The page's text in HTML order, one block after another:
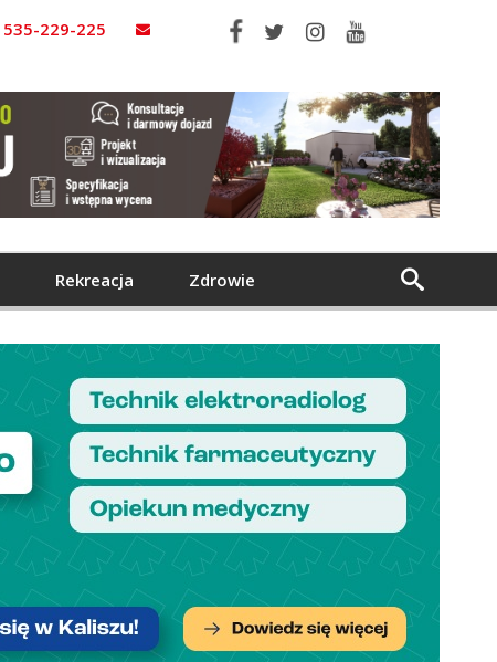
535-229-225
Rekreacja Zdrowie